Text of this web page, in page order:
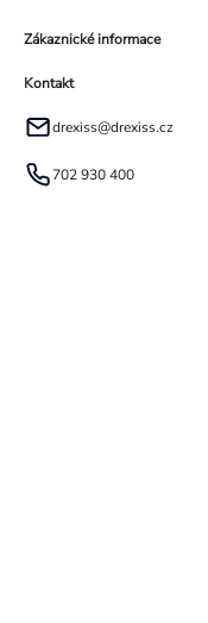
Zákaznické informace
Kontakt
drexiss@drexiss.cz
702 930 400